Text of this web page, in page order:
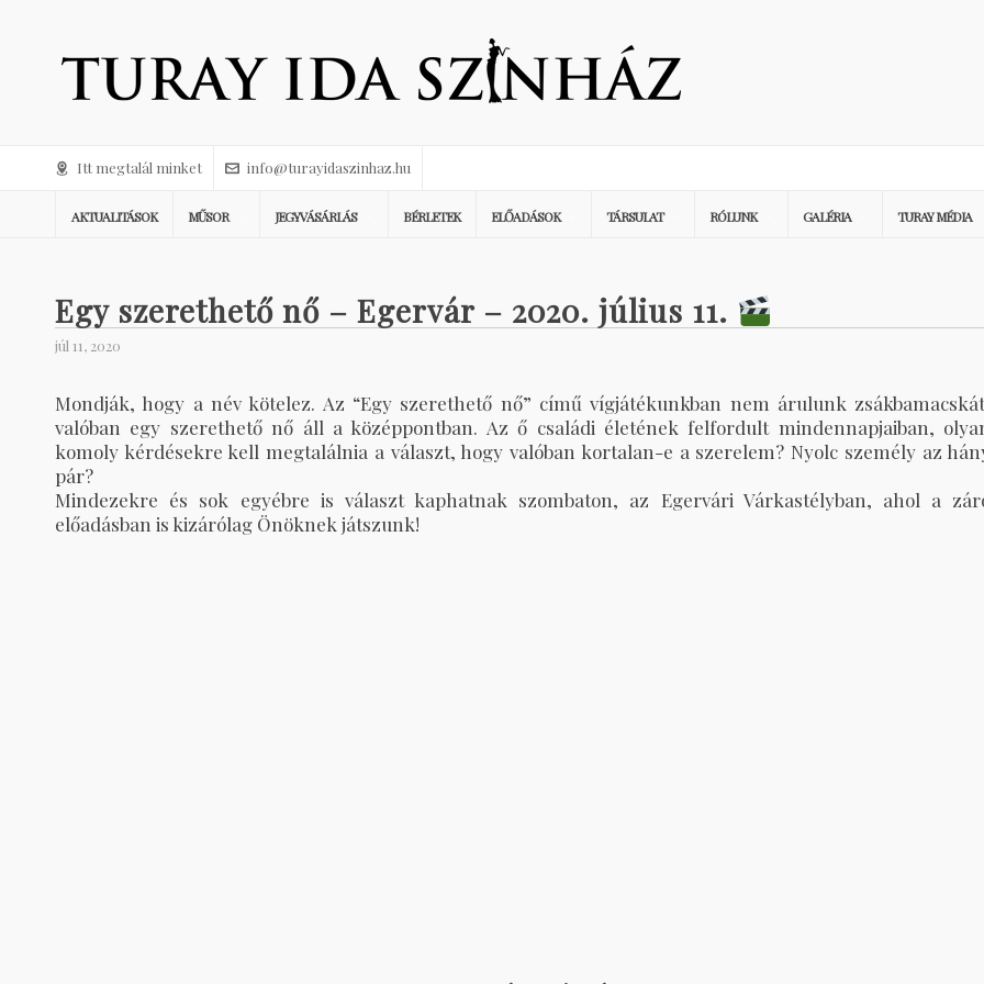
Itt megtalál minket info@turayidaszinhaz.hu
AKTUALITÁSOK MŰSOR JEGYVÁSÁRLÁS BÉRLETEK ELŐADÁSOK TÁRSULAT RÓLUNK GALÉRIA TURAY MÉDIA
Egy szerethető nő – Egervár – 2020. július 11.
júl 11, 2020
Mondják, hogy a név kötelez. Az “Egy szerethető nő” című vígjátékunkban nem árulunk
valóban egy szerethető nő áll a középpontban. Az ő családi életének felfordult mindennapjaiban,
komoly kérdésekre kell megtalálnia a választ, hogy valóban kortalan-e a szerelem? Nyolc személy az
pár?
Mindezekre és sok egyébre is választ kaphatnak szombaton, az Egervári Várkastélyban, ahol a
előadásban is kizárólag Önöknek játszunk!